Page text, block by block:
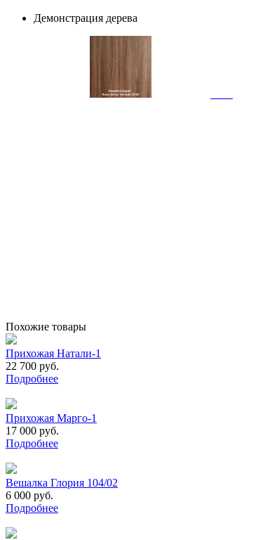
Демонстрация дерева
Похожие товары
Прихожая Натали-1
22 700 руб.
Подробнее
Прихожая Марго-1
17 000 руб.
Подробнее
Вешалка Глория 104/02
6 000 руб.
Подробнее